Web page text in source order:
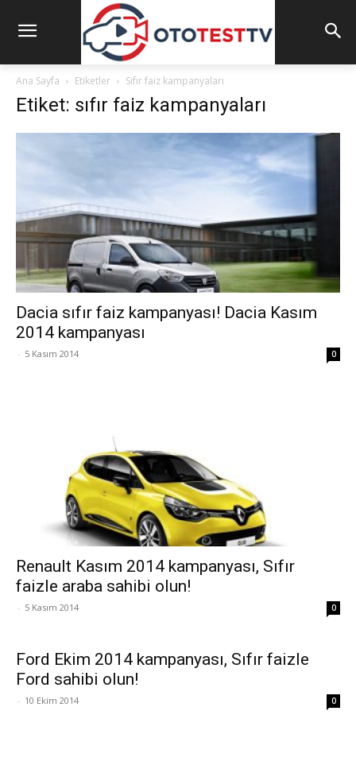
Ana Sayfa Etiketler Sıfır faiz kampanyaları
Etiket: sıfır faiz kampanyaları
Dacia sıfır faiz kampanyası! Dacia Kasım
2014 kampanyası
- 5 Kasım 2014 0
Renault Kasım 2014 kampanyası, Sıfır
faizle araba sahibi olun!
- 5 Kasım 2014 0
Ford Ekim 2014 kampanyası, Sıfır faizle
Ford sahibi olun!
- 10 Ekim 2014 0